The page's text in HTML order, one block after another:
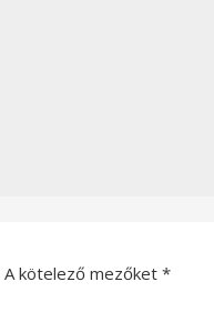
A kötelező mezőket *